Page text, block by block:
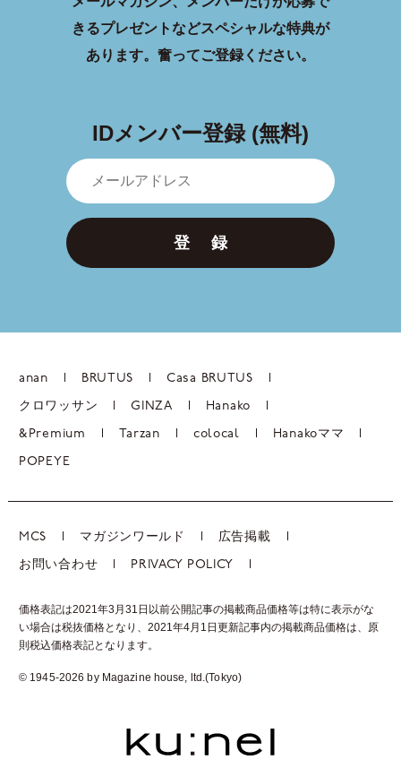
きるプレゼントなどスペシャルな特典が
あります。 奮ってご登録ください。
IDメンバー登録 (無料)
登 録
anan BRUTUS Casa BRUTUS
クロワッサン GINZA Hanako
&Premium Tarzan colocal Hanakoママ
POPEYE
MCS マガジンワールド 広告掲載
お問い合わせ PRIVACY POLICY
価格表記は2021年3月31日以前公開記事の掲載商品価格等は特に表示がな
い場合は税抜価格となり、2021年4月1日更新記事内の掲載商品価格は、 原
則税込価格表記となります。
© 1945-2026 by Magazine house, ltd.(Tokyo)